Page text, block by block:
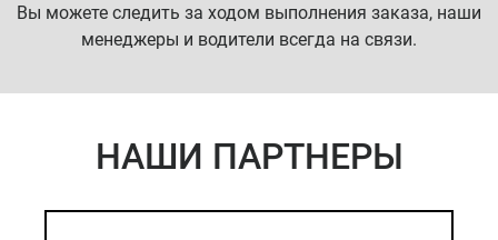
Вы можете следить за ходом выполнения заказа, наши
менеджеры и водители всегда на связи.
НАШИ ПАРТНЕРЫ